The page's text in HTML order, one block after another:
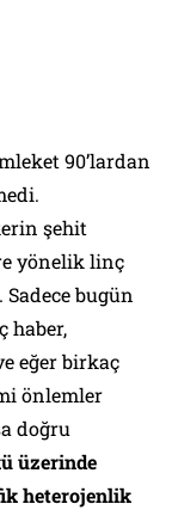
90’lardan
şehit
yönelik linç
Sadece bugün
haber,
eğer birkaç
önlemler
doğru
üzerinde
heterojenlik